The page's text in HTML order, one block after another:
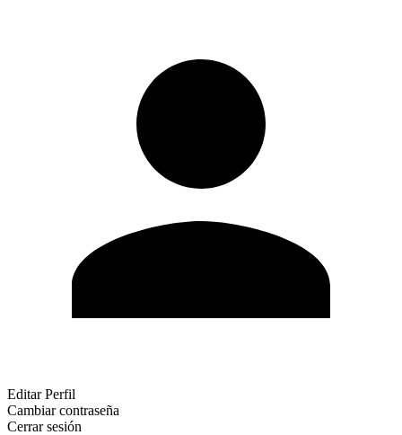
Editar Perfil
Cambiar contraseña
Cerrar sesión